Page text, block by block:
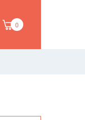
0